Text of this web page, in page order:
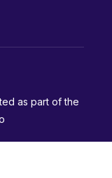
as part of the